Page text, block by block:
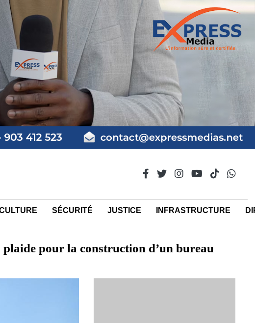
SÉCURITÉ JUSTICE INFRASTRUCTURE
pour la construction d’un bureau